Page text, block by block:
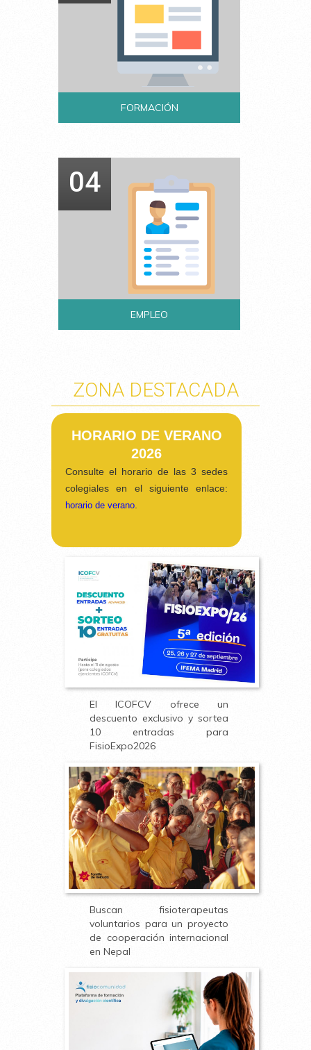
FORMACIÓN
04
EMPLEO
ZONA DESTACADA
HORARIO DE VERANO
2026
Consulte el horario de las 3 sedes
colegiales en el siguiente enlace:
horario de verano
El ICOFCV ofrece un
descuento exclusivo y sortea
10 entradas para
FisioExpo2026
Buscan fisioterapeutas
voluntarios para un proyecto
de cooperación internacional
en Nepal